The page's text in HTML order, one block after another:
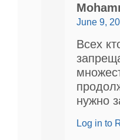
June 9,
Всех
нужно
Log in to